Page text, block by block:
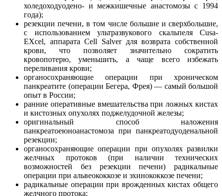
холедоходуодено- и межкишечные анастомозы с 1994
года);
резекции печени, в том числе большие и сверхбольшие,
с использованием ультразвукового скальпеля Cusa-
EXcel, аппарата Cell Salver для возврата собственной
крови, что позволяет значительно сократить
кровопотерю, уменьшить, а чаще всего избежать
переливания крови;
органосохраняющие операции при хроническом
панкреатите (операции Бегера, Фрея) — самый большой
опыт в России;
ранние оперативные вмешательства при ложных кистах
и кистозных опухолях поджелудочной железы;
оригинальный способ наложения
панкреатоеюноанастомоза при панкреатодуоденальной
резекции;
органосохраняющие операции при опухолях развилки
желчных протоков (при наличии технических
возможностей без резекции печени) радикальные
операции при альвеококкозе и эхинококкозе печени;
радикальные операции при врожденных кистах общего
желчного протока;